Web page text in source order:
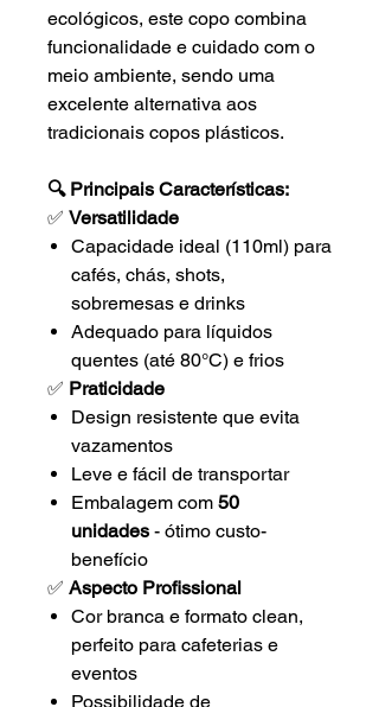
ecológicos, este copo combina
funcionalidade e cuidado com o
meio ambiente, sendo uma
excelente alternativa aos
tradicionais copos plásticos.
🔍 Principais Características:
✅ Versatilidade
Capacidade ideal (110ml) para
cafés, chás, shots,
sobremesas e drinks
Adequado para líquidos
quentes (até 80°C) e frios
✅ Praticidade
Design resistente que evita
vazamentos
Leve e fácil de transportar
Embalagem com 50
unidades - ótimo custo-
benefício
✅ Aspecto Profissional
Cor branca e formato clean,
perfeito para cafeterias e
eventos
Possibilidade de